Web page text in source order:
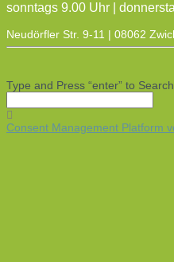
sonntags 9.00 Uhr |
Neudörfler Str. 9-11 | 08062
Type and Press “enter” to Search
Consent Management Platform